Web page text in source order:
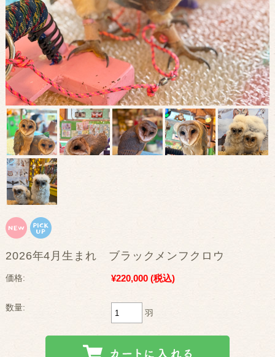
2026年4月生まれ ブラックメンフクロウ
価格: ¥220,000 (税込)
数量:
羽